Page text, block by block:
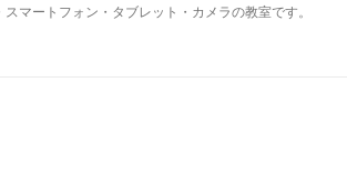
ートフォン・タブレット・カメラの教室です。